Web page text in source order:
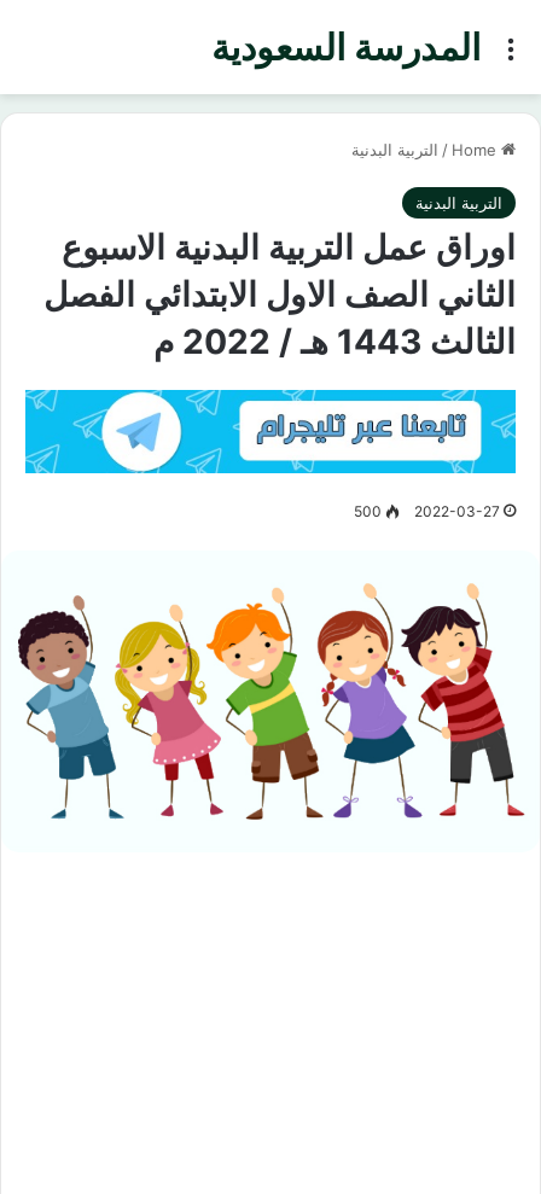
المدرسة السعوديةMenu
/ التربية البدنية
التربية البدنية
اوراق عمل التربية البدنية الاسبوع
الثاني الصف الاول الابتدائي الفصل
الثالث 1443 هـ / 2022 م
2022-03-27
500